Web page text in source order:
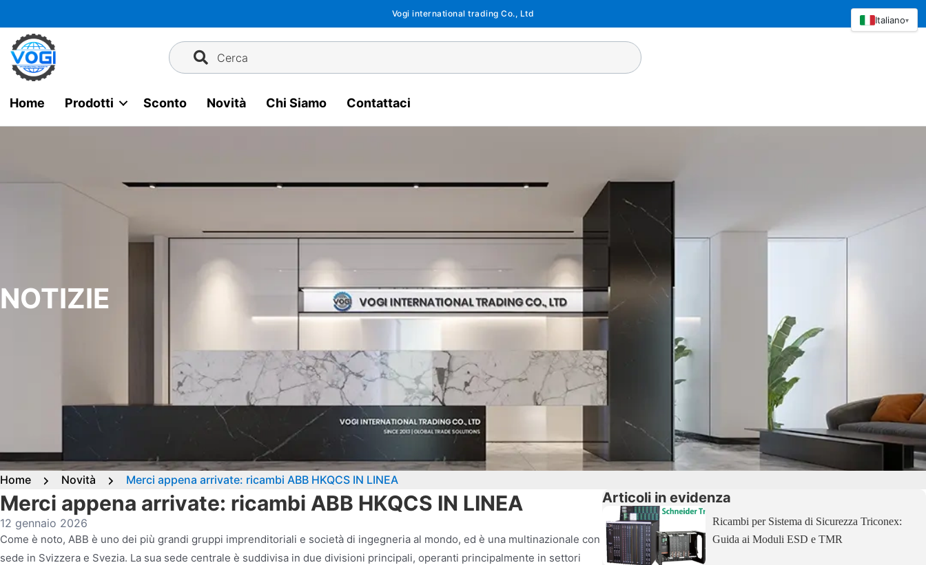
al
contenuto
Vogi international trading Co., Ltd
Cerca
Home Prodotti Sconto Novità Chi Siamo Contattaci
NOTIZIE
Home Novità Merci appena arrivate: ricambi ABB HKQCS IN LINEA
Merci appena arrivate: ricambi ABB HKQCS IN LINEA
12 gennaio 2026
Come è noto, ABB è uno dei più grandi gruppi imprenditoriali e società di ingegneria al mondo, ed è una multinazionale con
sede in Svizzera e Svezia. La sua sede centrale è suddivisa in due divisioni principali, operanti principalmente in settori
Articoli in evidenza
Ricambi per Sistema di Sicurezza Triconex:
Guida ai Moduli ESD e TMR
Italiano▾